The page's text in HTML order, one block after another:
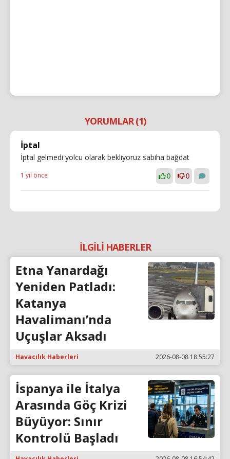
YORUMLAR (1)
İptal
İptal gelmedi yolcu olarak bekliyoruz sabiha bağdat
1 yıl önce 0 0
İLGİLİ HABERLER
Etna Yanardağı
Yeniden Patladı:
Katanya
Havalimanı’nda
Uçuşlar Aksadı
Havacılık Haberleri 2026-08-08 18:55:27
İspanya ile İtalya
Arasında Göç Krizi
Büyüyor: Sınır
Kontrolü Başladı